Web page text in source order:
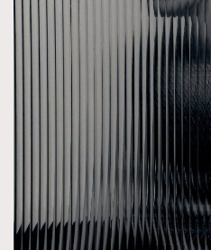
AFrenchMind
EmpowerF